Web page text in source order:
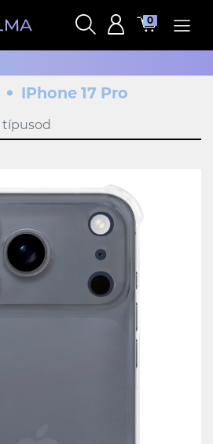
0
IPhone 17 Pro